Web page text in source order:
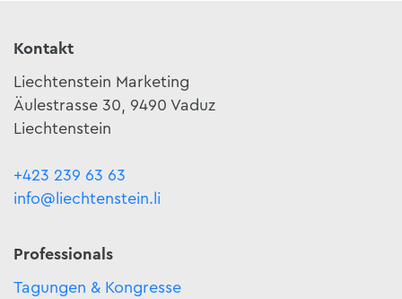
Kontakt
Liechtenstein Marketing
Äulestrasse 30, 9490 Vaduz
Liechtenstein
+423 239 63 63
info@liechtenstein.li
Professionals
Tagungen & Kongresse